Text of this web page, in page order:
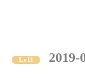
Lv11
2019-